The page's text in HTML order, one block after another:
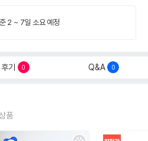
2 ~ 7일 소요 예정
후기 0 Q&A 0
품